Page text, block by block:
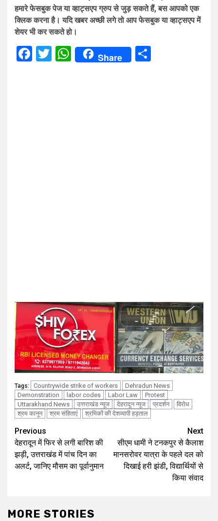
हमारे फेसबुक पेज या व्हाट्सएप ग्रुप से जुड़ सकते हैं, बस आपको एक
क्लिक करना है। यदि खबर अच्छी लगे तो आप फेसबुक या व्हाट्सएप में
शेयर भी कर सकते हो।
Facebook
Twitter
WhatsApp
Share
Tags: Countrywide strike of workers
Dehradun News
Demonstration
labor codes Labor Law
Protest
Uttarakhand News
उत्तराखंड न्यूज देहरादून न्यूज प्रदर्शन
विरोध
श्रम कानून
श्रम संहिताएं श्रमिकों की देशव्यापी हड़ताल
Continue
Reading
Previous
देहरादून में फिर से लगी बारिश की
झड़ी, उत्तराखंड में पांच दिन का
अलर्ट, जानिए मौसम का पूर्वानुमान
Next
सीएम धामी ने टनकपुर से कैलाश
मानसरोवर यात्रा के पहले दल को
दिखाई हरी झंडी, विद्यार्थियों से
किया संवाद
MORE STORIES